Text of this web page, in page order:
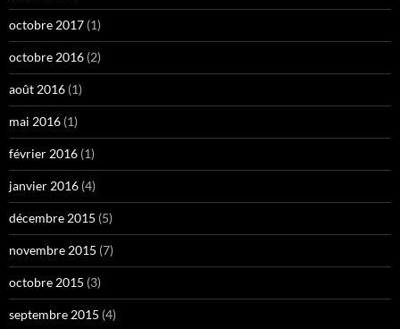
octobre 2017 (1)
octobre 2016 (2)
août 2016 (1)
mai 2016 (1)
février 2016 (1)
janvier 2016 (4)
décembre 2015 (5)
novembre 2015 (7)
octobre 2015 (3)
septembre 2015 (4)